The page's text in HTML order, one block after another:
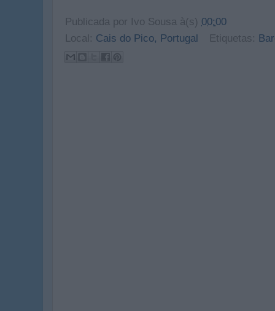
Publicada por Ivo Sousa à(s) 00:00
Local: Cais do Pico, Portugal Etiquetas: